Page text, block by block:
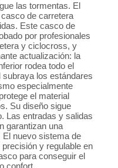
las tormentas. El
de carretera
Este casco de
por profesionales
y ciclocross, y
actualización: la
rodea todo el
los estándares
especialmente
el material
Su diseño sigue
Las entradas y salidas
garantizan una
El nuevo sistema de
y regulable en
para conseguir el
confort.